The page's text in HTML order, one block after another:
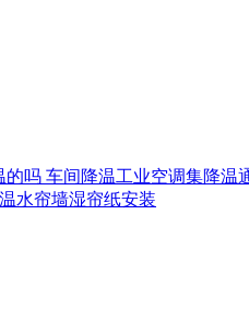
的吗 车间降温工业空调集降温
水帘墙湿帘纸安装